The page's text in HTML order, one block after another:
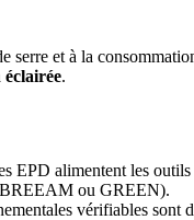
et à la
éclairée.
EPD alimentent les
ou GREEN).
vérifiables sont